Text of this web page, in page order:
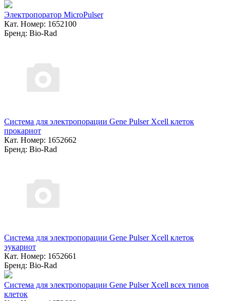
Электропоратор MicroPulser
Кат. Номер: 1652100
Бренд: Bio-Rad
Система для электропорации Gene Pulser Xcell клеток
прокариот
Кат. Номер: 1652662
Бренд: Bio-Rad
Система для электропорации Gene Pulser Xcell клеток
эукариот
Кат. Номер: 1652661
Бренд: Bio-Rad
Система для электропорации Gene Pulser Xcell всех типов
клеток